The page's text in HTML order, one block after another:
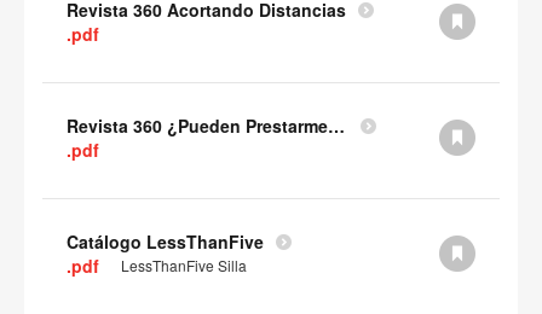
Revista 360 Acortando Distancias
.pdf
Revista 360 ¿Pueden Prestarme Atención?
.pdf
Catálogo LessThanFive
.pdf
LessThanFive Silla